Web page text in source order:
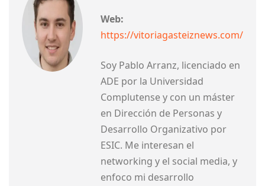
Web:
https://vitoriagasteiznews.com/
Soy Pablo Arranz, licenciado en
ADE por la Universidad
Complutense y con un máster
en Dirección de Personas y
Desarrollo Organizativo por
ESIC. Me interesan el
networking y el social media, y
enfoco mi desarrollo